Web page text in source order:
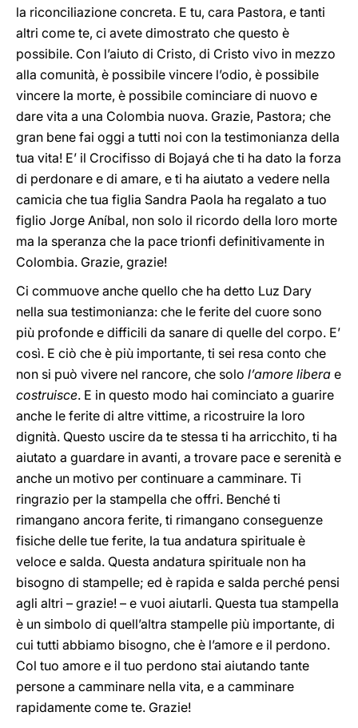
la riconciliazione concreta. E tu, cara Pastora, e tanti
altri come te, ci avete dimostrato che questo è
possibile. Con l’aiuto di Cristo, di Cristo vivo in mezzo
alla comunità, è possibile vincere l’odio, è possibile
vincere la morte, è possibile cominciare di nuovo e
dare vita a una Colombia nuova. Grazie, Pastora; che
gran bene fai oggi a tutti noi con la testimonianza della
tua vita! E’ il Crocifisso di Bojayá che ti ha dato la forza
di perdonare e di amare, e ti ha aiutato a vedere nella
camicia che tua figlia Sandra Paola ha regalato a tuo
figlio Jorge Aníbal, non solo il ricordo della loro morte
ma la speranza che la pace trionfi definitivamente in
Colombia. Grazie, grazie!
Ci commuove anche quello che ha detto Luz Dary
nella sua testimonianza: che le ferite del cuore sono
più profonde e difficili da sanare di quelle del corpo. E’
così. E ciò che è più importante, ti sei resa conto che
non si può vivere nel rancore, che solo l’amore libera e
costruisce. E in questo modo hai cominciato a guarire
anche le ferite di altre vittime, a ricostruire la loro
dignità. Questo uscire da te stessa ti ha arricchito, ti ha
aiutato a guardare in avanti, a trovare pace e serenità e
anche un motivo per continuare a camminare. Ti
ringrazio per la stampella che offri. Benché ti
rimangano ancora ferite, ti rimangano conseguenze
fisiche delle tue ferite, la tua andatura spirituale è
veloce e salda. Questa andatura spirituale non ha
bisogno di stampelle; ed è rapida e salda perché pensi
agli altri – grazie! – e vuoi aiutarli. Questa tua stampella
è un simbolo di quell’altra stampelle più importante, di
cui tutti abbiamo bisogno, che è l’amore e il perdono.
Col tuo amore e il tuo perdono stai aiutando tante
persone a camminare nella vita, e a camminare
rapidamente come te. Grazie!